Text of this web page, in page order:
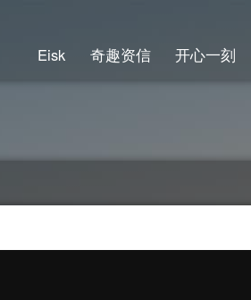
Eisk 奇趣资信 开心一刻